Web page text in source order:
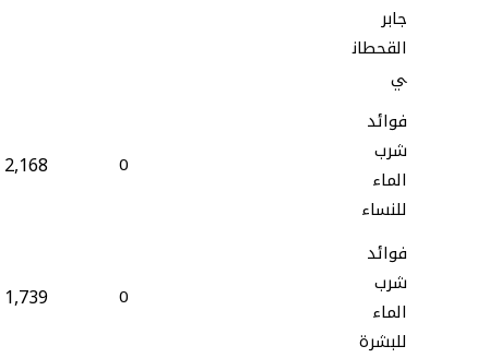
جابر
القحطان
ي
فوائد
شرب
الماء
للنساء
0
2,168
فوائد
شرب
الماء
للبشرة
0
1,739